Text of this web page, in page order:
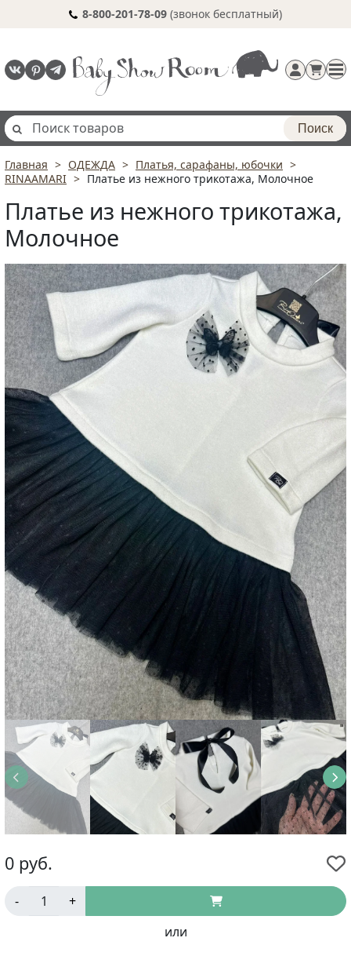
8-800-201-78-09 (звонок бесплатный)
Регистрация
Поиск
Главная ОДЕЖДА
Платья, сарафаны, юбочки
RINAAMARI
Платье из нежного трикотажа, Молочное
Платье из нежного трикотажа,
Молочное
0 руб.
-
+
или